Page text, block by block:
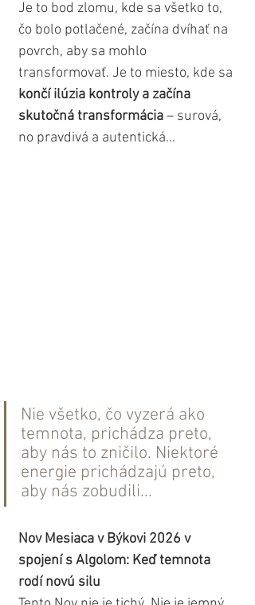
Je to bod zlomu, kde sa všetko to,
čo bolo potlačené, začína dvíhať na
povrch, aby sa mohlo
transformovať. Je to miesto, kde sa
končí ilúzia kontroly a začína
skutočná transformácia – surová,
no pravdivá a autentická...
Nie všetko, čo vyzerá ako
temnota, prichádza preto,
aby nás to zničilo. Niektoré
energie prichádzajú preto,
aby nás zobudili...
Nov Mesiaca v Býkovi 2026 v
spojení s Algolom: Keď temnota
rodí novú silu